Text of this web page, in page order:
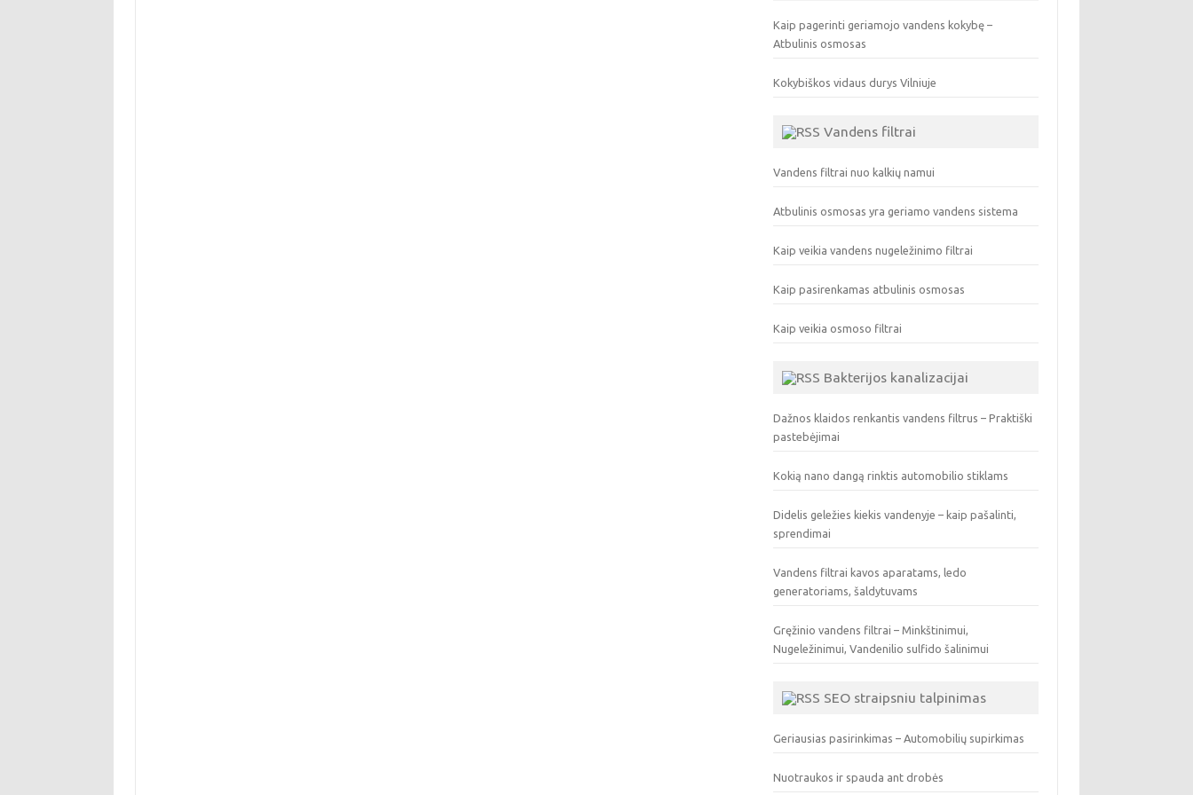
Kaip pagerinti geriamojo vandens kokybę –
Atbulinis osmosas
Kokybiškos vidaus durys Vilniuje
Vandens filtrai
Vandens filtrai nuo kalkių namui
Atbulinis osmosas yra geriamo vandens sistema
Kaip veikia vandens nugeležinimo filtrai
Kaip pasirenkamas atbulinis osmosas
Kaip veikia osmoso filtrai
Bakterijos kanalizacijai
Dažnos klaidos renkantis vandens filtrus – Praktiški
pastebėjimai
Kokią nano dangą rinktis automobilio stiklams
Didelis geležies kiekis vandenyje – kaip pašalinti,
sprendimai
Vandens filtrai kavos aparatams, ledo
generatoriams, šaldytuvams
Gręžinio vandens filtrai – Minkštinimui,
Nugeležinimui, Vandenilio sulfido šalinimui
SEO straipsniu talpinimas
Geriausias pasirinkimas – Automobilių supirkimas
Nuotraukos ir spauda ant drobės